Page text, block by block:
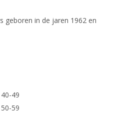
geboren in de jaren 1962 en
49
59